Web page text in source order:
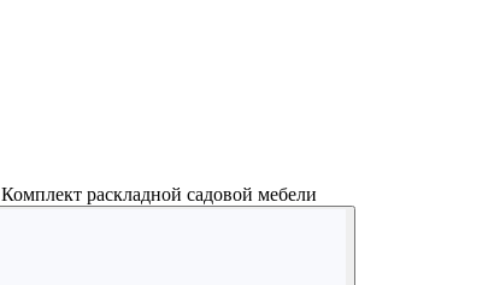
Комплект раскладной садовой мебели